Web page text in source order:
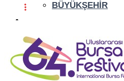
BÜYÜKŞEHİR
ASAYİŞ
YAŞAM
EKONOMİ
AKTÜEL